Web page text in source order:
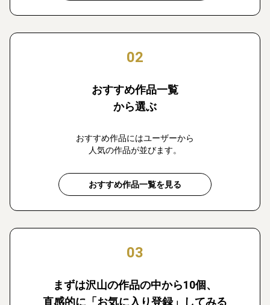
02
おすすめ作品一覧
から選ぶ
おすすめ作品にはユーザーから
人気の作品が並びます。
おすすめ作品一覧を見る
03
まずは沢山の作品の中から10個、
直感的に「お気に入り登録」してみる